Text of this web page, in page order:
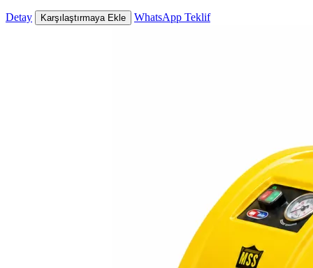
Detay Karşılaştırmaya Ekle WhatsApp Teklif